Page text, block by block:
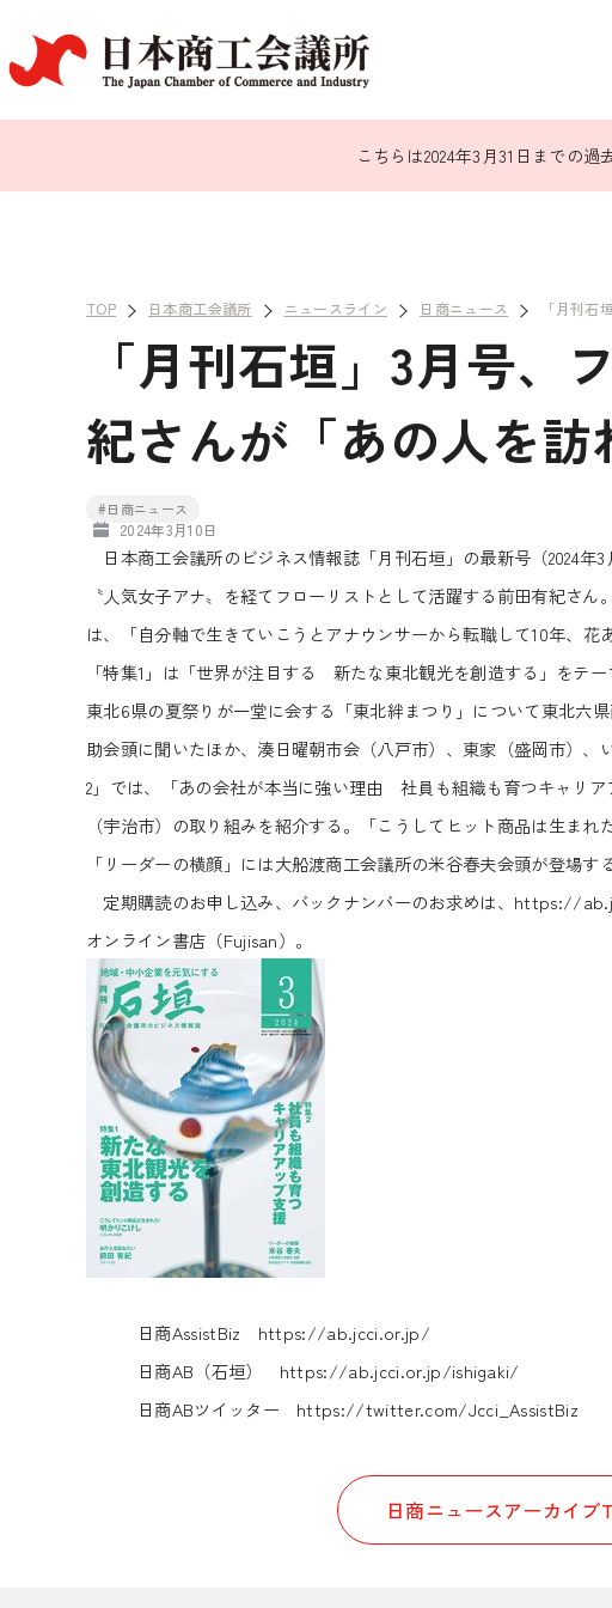
こちらは2024年3月31日までの
TOP 日本商工会議所 ニュースライン 日商ニュース 「月刊石
「月刊石垣」3月号、
紀さんが「あの人を
#日商ニュース
2024年3月10日
日本商工会議所のビジネス情報誌「月刊石垣」の最新号（2024年
〝人気女子アナ〟を経てフローリストとして活躍する前田有紀さ
は、「自分軸で生きていこうとアナウンサーから転職して10年、花
「特集1」は「世界が注目する 新たな東北観光を創造する」をテ
東北6県の夏祭りが一堂に会する「東北絆まつり」について東北六
助会頭に聞いたほか、湊日曜朝市会（八戸市）、東家（盛岡市）
2」では、「あの会社が本当に強い理由 社員も組織も育つキャリ
（宇治市）の取り組みを紹介する。「こうしてヒット商品は生ま
「リーダーの横顔」には大船渡商工会議所の米谷春夫会頭が登場する
定期購読のお申し込み、バックナンバーのお求めは、 https://
オンライン書店（Fujisan）。
日商AssistBiz https://ab.jcci.or.jp/
日商AB（石垣） https://ab.jcci.or.jp/ishigaki/
日商ABツイッター https://twitter.com/Jcci_AssistBiz
日商ニュースアーカイブ